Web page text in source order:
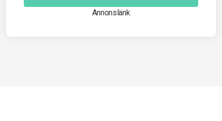
Annonslänk